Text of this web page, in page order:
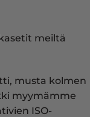
meiltä
musta kolmen
myymämme
ISO-